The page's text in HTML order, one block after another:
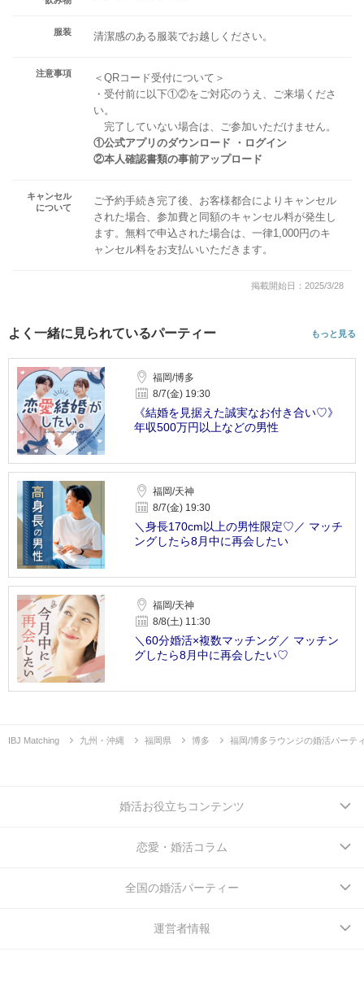
服装 清潔感のある服装でお越しください。
注意事項
＜QRコード受付について＞
・受付前に以下①②をご対応のうえ、ご来場くださ
い。
完了していない場合は、ご参加いただけません。
①公式アプリのダウンロード ・ログイン
②本人確認書類の事前アップロード
キャンセル
について
ご予約手続き完了後、お客様都合によりキャンセル
された場合、参加費と同額のキャンセル料が発生し
ます。無料で申込された場合は、一律1,000円のキ
ャンセル料をお支払いいただきます。
掲載開始日：2025/3/28
よく一緒に見られているパーティー もっと見る
福岡/博多
8/7(金) 19:30
《結婚を見据えた誠実なお付き合い♡》
年収500万円以上などの男性
福岡/天神
8/7(金) 19:30
＼身長170cm以上の男性限定♡／ マッチ
ングしたら8月中に再会したい
福岡/天神
8/8(土) 11:30
＼60分婚活×複数マッチング／ マッチン
グしたら8月中に再会したい♡
IBJ Matching 九州・沖縄 福岡県 博多 福岡/博多ラウンジの婚活パーテ
婚活お役立ちコンテンツ
恋愛・婚活コラム
全国の婚活パーティー
運営者情報